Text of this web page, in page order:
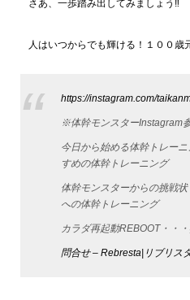
さあ、一歩踏み出してみましょう‼
人はいつからでも輝ける！１００
https://instagram.com/
※体幹モンスターInstagram
今日から始める体幹トレー
すめの体幹トレーニング
体幹モンスターからの挑戦
への体幹トレーニング
カラダ再起動REBOOT・・
問合せ – Rebresta|リブリス